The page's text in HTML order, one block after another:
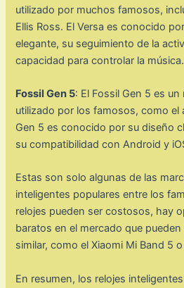
utilizado por muchos famosos,
Ellis Ross. El Versa es conocido
elegante, su seguimiento de la
capacidad para controlar la música.
Fossil Gen 5: El Fossil Gen 5 es
utilizado por los famosos, como el
Gen 5 es conocido por su diseño
su compatibilidad con Android y
Estas son solo algunas de las
inteligentes populares entre los
relojes pueden ser costosos, hay
baratos en el mercado que
similar, como el Xiaomi Mi Band 5
En resumen, los relojes